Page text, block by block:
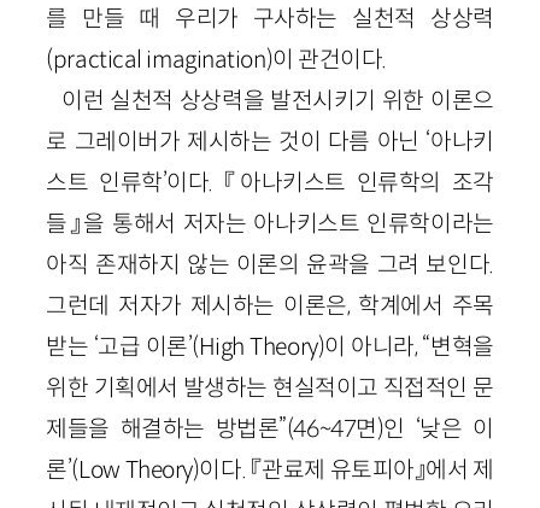
를 만들 때 우리가 구사하는 실천적 상상력
(practical imagination)이 관건이다.
이런 실천적 상상력을 발전시키기 위한 이론으
로 그레이버가 제시하는 것이 다름 아닌 ‘아나키
스트 인류학’이다. 『아나키스트 인류학의 조각
들』을 통해서 저자는 아나키스트 인류학이라는
아직 존재하지 않는 이론의 윤곽을 그려 보인다.
그런데 저자가 제시하는 이론은, 학계에서 주목
받는 ‘고급 이론’(High Theory)이 아니라, “변혁을
위한 기획에서 발생하는 현실적이고 직접적인 문
제들을 해결하는 방법론”(46~47면)인 ‘낮은 이
론’(Low Theory)이다. 『관료제 유토피아』에서 제